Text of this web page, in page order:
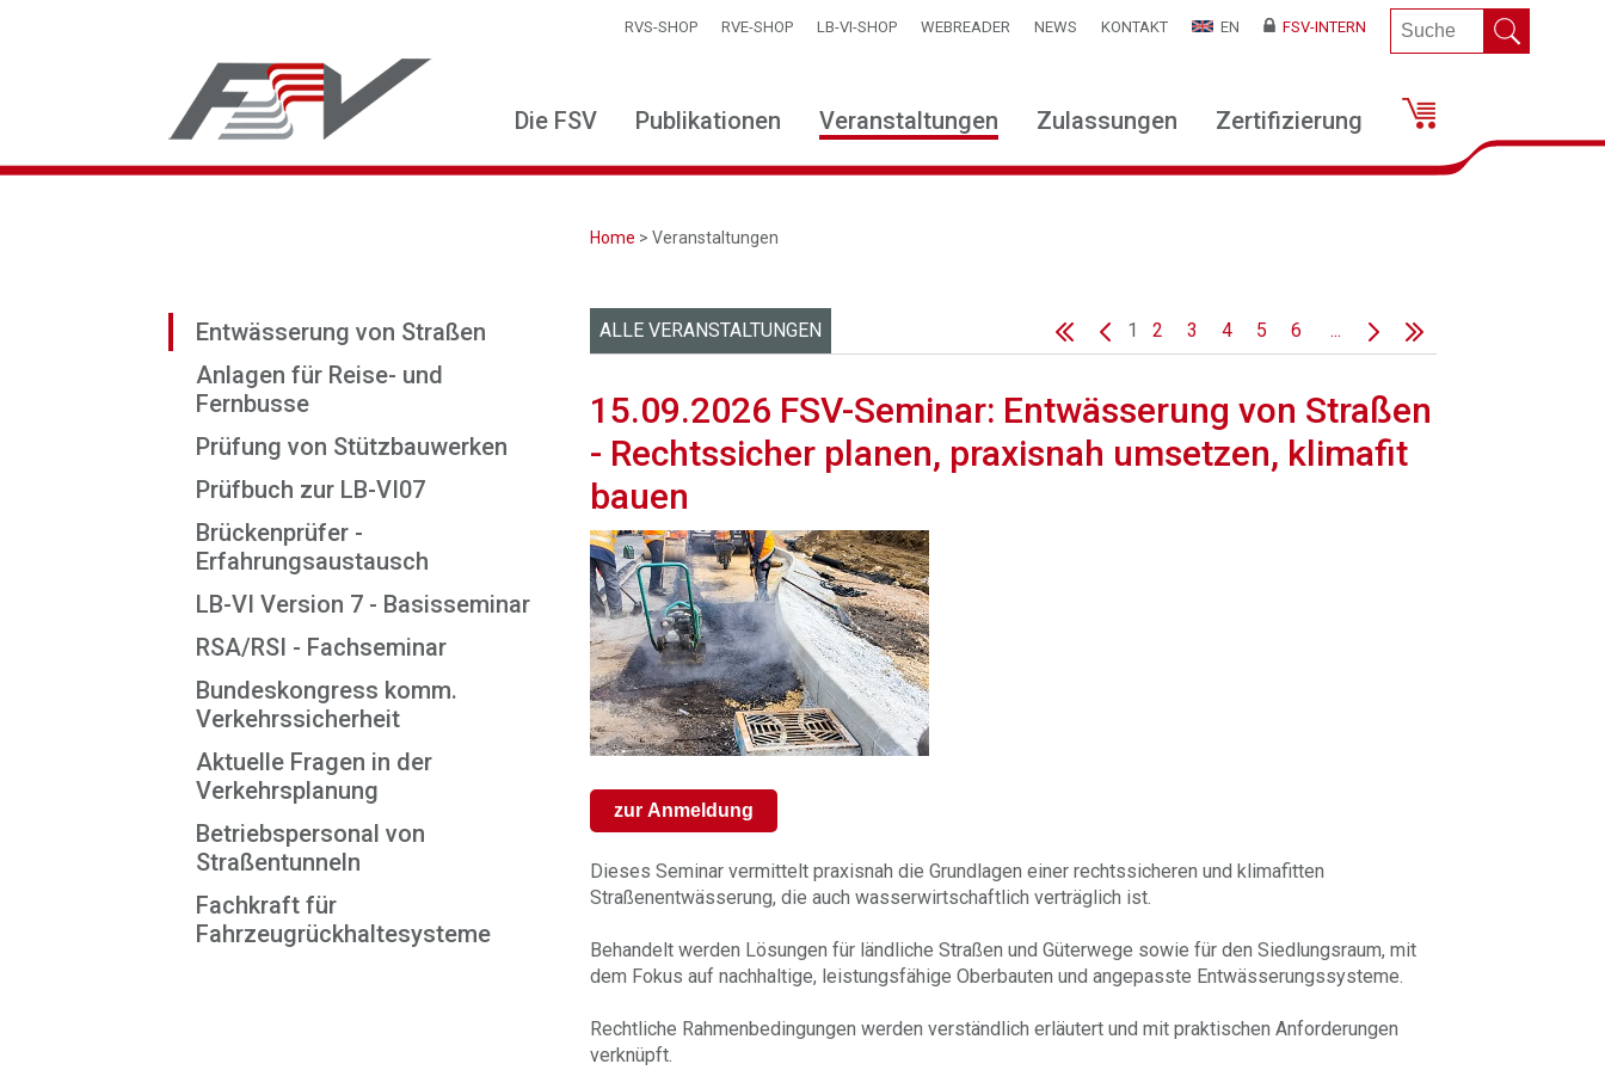
RVS-SHOP RVE-SHOP LB-VI-SHOP WEBREADER NEWS KONTAKT EN FSV-INTERN
Die FSV Publikationen Veranstaltungen Zulassungen Zertifizierung
Home > Veranstaltungen
Entwässerung von Straßen
Anlagen für Reise- und
Fernbusse
Prüfung von Stützbauwerken
Prüfbuch zur LB-VI07
Brückenprüfer -
Erfahrungsaustausch
LB-VI Version 7 - Basisseminar
RSA/RSI - Fachseminar
Bundeskongress komm.
Verkehrssicherheit
Aktuelle Fragen in der
Verkehrsplanung
Betriebspersonal von
Straßentunneln
Fachkraft für
Fahrzeugrückhaltesysteme
ALLE VERANSTALTUNGEN 1 2 3 4 5 6 ...
15.09.2026 FSV-Seminar: Entwässerung von Straßen
- Rechtssicher planen, praxisnah umsetzen, klimafit
bauen
zur Anmeldung
Dieses Seminar vermittelt praxisnah die Grundlagen einer rechtssicheren und klimafitten
Straßenentwässerung, die auch wasserwirtschaftlich verträglich ist.
Behandelt werden Lösungen für ländliche Straßen und Güterwege sowie für den Siedlungsraum, mit
dem Fokus auf nachhaltige, leistungsfähige Oberbauten und angepasste Entwässerungssysteme.
Rechtliche Rahmenbedingungen werden verständlich erläutert und mit praktischen Anforderungen
verknüpft.